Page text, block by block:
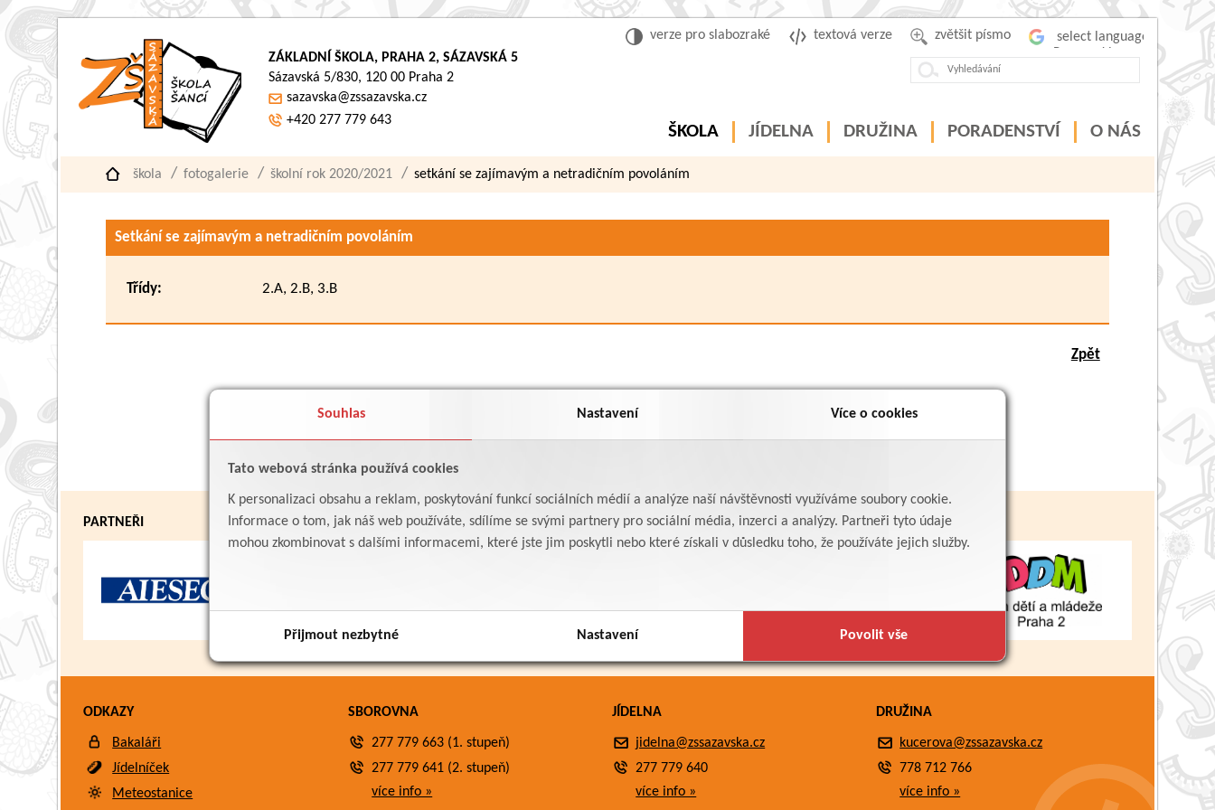
Souhlas Nastavení Více o cookies
Tato webová stránka používá cookies
K personalizaci obsahu a reklam, poskytování funkcí sociálních médií a analýze naší návštěvnosti využíváme soubory cookie.
Informace o tom, jak náš web používáte, sdílíme se svými partnery pro sociální média, inzerci a analýzy. Partneři tyto údaje
mohou zkombinovat s dalšími informacemi, které jste jim poskytli nebo které získali v důsledku toho, že používáte jejich služby.
Přijmout nezbytné Nastavení Povolit vše
zvětšit písmo
textová verze
verze pro slabozraké
ZÁKLADNÍ ŠKOLA, PRAHA 2, SÁZAVSKÁ 5
Sázavská 5/830, 120 00 Praha 2
sazavska@zssazavska.cz
+420 277 779 643
ŠKOLA JÍDELNA DRUŽINA PORADENSTVÍ O NÁS
škola fotogalerie školní rok 2020/2021 setkání se zajímavým a netradičním povoláním
Setkání se zajímavým a netradičním povoláním
Třídy: 2.A, 2.B, 3.B
Zpět
PARTNEŘI
ODKAZY
Bakaláři
Jídelníček
Meteostanice
SBOROVNA
277 779 663 (1. stupeň)
277 779 641 (2. stupeň)
více info »
JÍDELNA
jidelna@zssazavska.cz
277 779 640
více info »
DRUŽINA
kucerova@zssazavska.cz
778 712 766
více info »